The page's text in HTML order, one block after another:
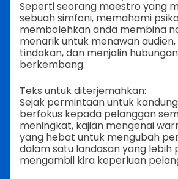
Seperti seorang maestro yang
sebuah simfoni, memahami
membolehkan anda membina
menarik untuk menawan
tindakan, dan menjalin
berkembang.
Teks untuk diterjemahkan:
Sejak permintaan untuk
berfokus kepada pelanggan
meningkat, kajian mengenai
yang hebat untuk mengubah
dalam satu landasan yang lebih
mengambil kira keperluan